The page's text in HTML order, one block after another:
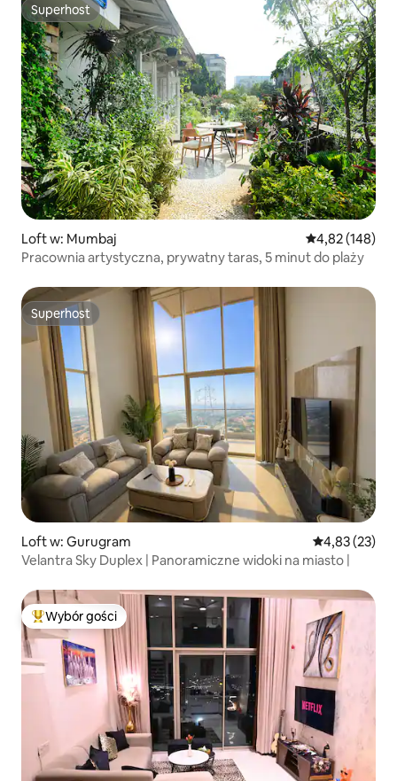
Superhost
Superhost
Loft w: Mumbaj Średnia
4,82 (148)
Pracownia artystyczna, prywatny taras, 5 minut do plaży
Superhost
Superhost
Loft w: Gurugram Średnia
4,83 (23)
Velantra Sky Duplex | Panoramiczne widoki na miasto |
Najpopularniejsze z kategorii Wybór gości
Wybór gości